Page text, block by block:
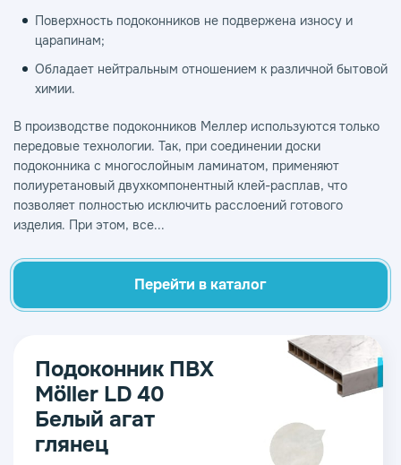
Поверхность подоконников не подвержена износу и
царапинам;
Обладает нейтральным отношением к различной бытовой
химии.
В производстве подоконников Меллер используются только
передовые технологии. Так, при соединении доски
подоконника с многослойным ламинатом, применяют
полиуретановый двухкомпонентный клей-расплав, что
позволяет полностью исключить расслоений готового
изделия. При этом, все...
Перейти в каталог
Подоконник ПВХ
Möller LD 40
Белый агат
глянец